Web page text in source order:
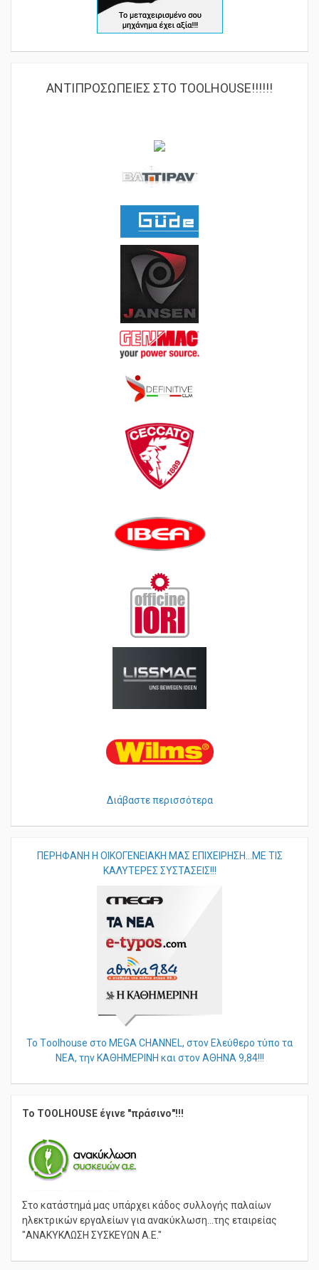
ΑΝΤΙΠΡΟΣΩΠΕΙΕΣ ΣΤΟ TOOLHOUSE!!!!!!
Διάβαστε περισσότερα
ΠΕΡHΦΑΝΗ Η ΟΙΚΟΓΕΝΕΙΑΚΗ ΜΑΣ ΕΠΙΧΕΙΡΗΣΗ...ΜΕ ΤΙΣ
ΚΑΛΥΤΕΡΕΣ ΣΥΣΤΑΣΕΙΣ!!!
Το Τoolhouse στο MEGA CHANNEL, στον Ελεύθερο τύπο τα
ΝΕΑ, την ΚΑΘΗΜΕΡΙΝΗ και στον ΑΘΗΝΑ 9,84!!!
Το TOOLHOUSE έγινε "πράσινο"!!!
Στο κατάστημά μας υπάρχει κάδος συλλογής παλαίων
ηλεκτρικών εργαλείων για ανακύκλωση...της εταιρείας
"ΑΝΑΚΥΚΛΩΣΗ ΣΥΣΚΕΥΩΝ Α.Ε."